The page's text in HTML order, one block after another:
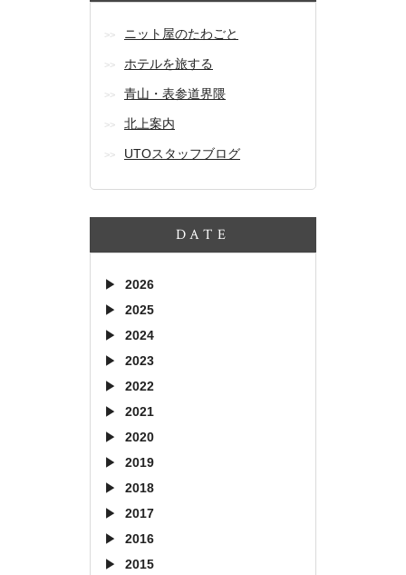
ニット屋のたわごと
ホテルを旅する
青山・表参道界隈
北上案内
UTOスタッフブログ
DATE
2026
2025
2024
2023
2022
2021
2020
2019
2018
2017
2016
2015